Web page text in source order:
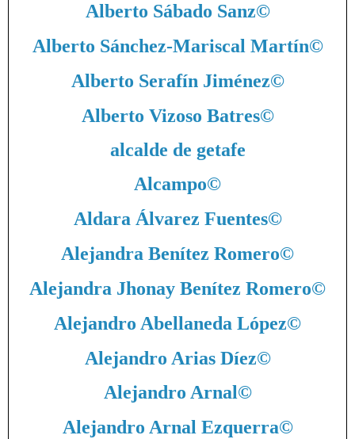
Alberto Sábado Sanz©
Alberto Sánchez-Mariscal Martín©
Alberto Serafín Jiménez©
Alberto Vizoso Batres©
alcalde de getafe
Alcampo©
Aldara Álvarez Fuentes©
Alejandra Benítez Romero©
Alejandra Jhonay Benítez Romero©
Alejandro Abellaneda López©
Alejandro Arias Díez©
Alejandro Arnal©
Alejandro Arnal Ezquerra©